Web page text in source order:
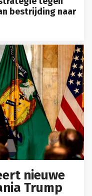
bestrijding naar
nieuwe
Trump